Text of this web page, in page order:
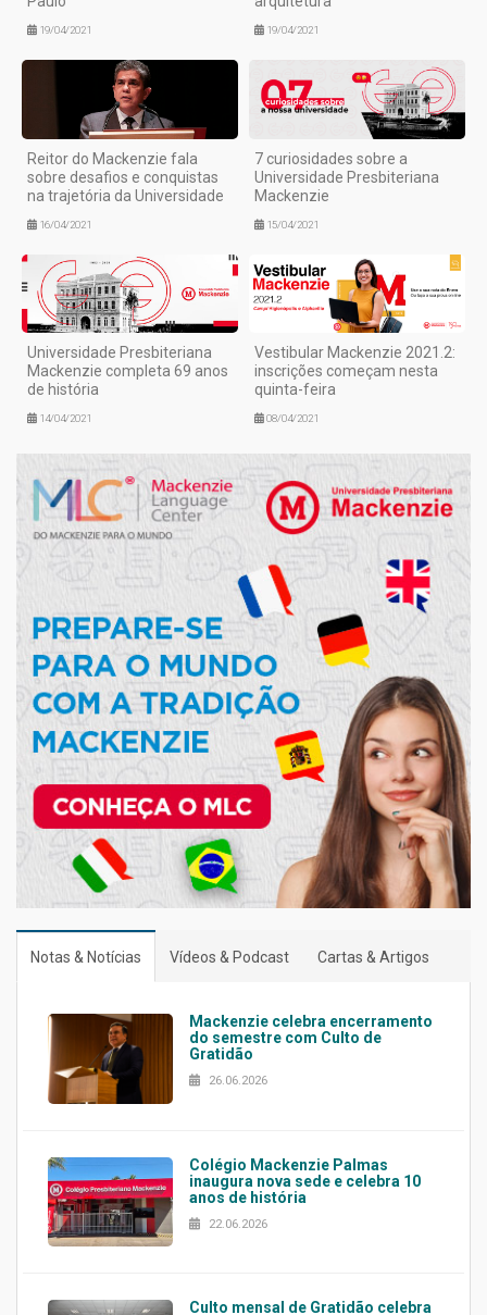
19/04/2021 19/04/2021
Reitor do Mackenzie fala
sobre desafios e conquistas
na trajetória da Universidade
16/04/2021
7 curiosidades sobre a
Universidade Presbiteriana
Mackenzie
15/04/2021
Universidade Presbiteriana
Mackenzie completa 69 anos
de história
14/04/2021
Vestibular Mackenzie 2021.2:
inscrições começam nesta
quinta-feira
08/04/2021
Notas & Notícias Vídeos & Podcast Cartas & Artigos
Mackenzie celebra encerramento
do semestre com Culto de
Gratidão
26.06.2026
Colégio Mackenzie Palmas
inaugura nova sede e celebra 10
anos de história
22.06.2026
Culto mensal de Gratidão celebra